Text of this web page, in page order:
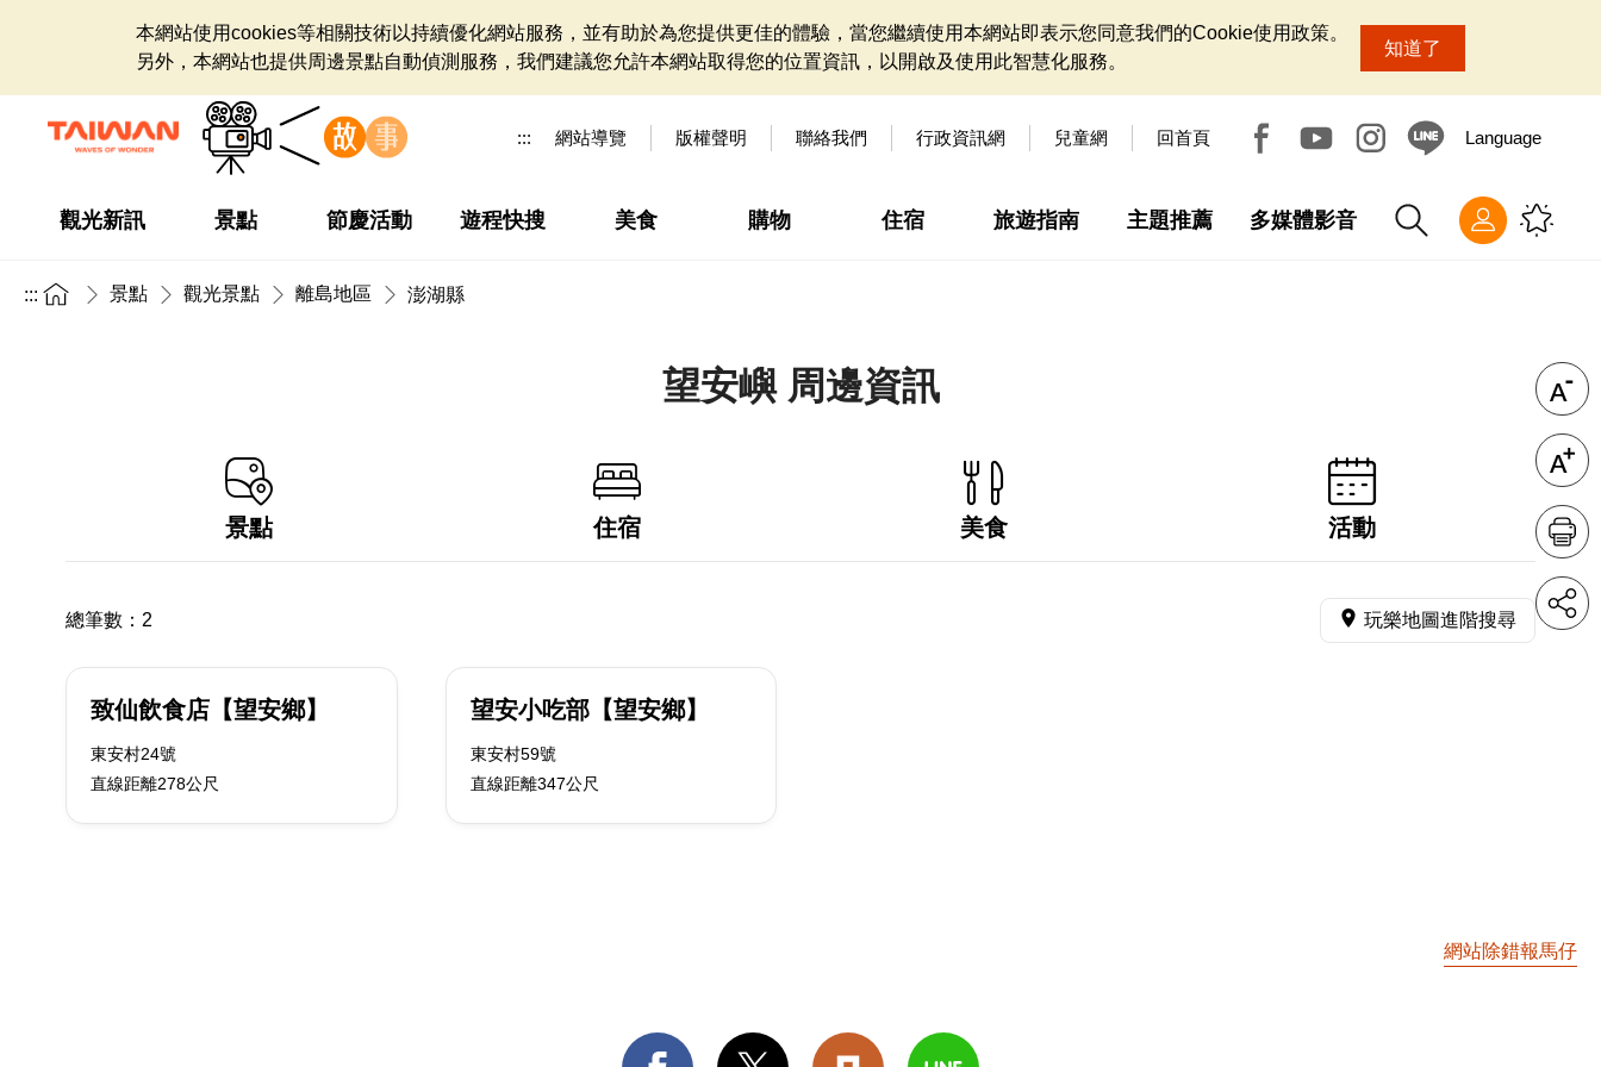
本網站使用cookies等相關技術以持續優化網站服務，並有助於為您提供更佳的體驗，當您繼續使用本網站即表示您同意我們的Cookie使用政策。
另外，本網站也提供周邊景點自動偵測服務，我們建議您允許本網站取得您的位置資訊，以開啟及使用此智慧化服務。
知道了
::: 網站導覽 版權聲明 聯絡我們 行政資訊網 兒童網 回首頁 Language
觀光新訊 景點 節慶活動 遊程快搜 美食 購物 住宿 旅遊指南 主題推薦 多媒體影音
::: 景點 觀光景點 離島地區 澎湖縣
望安嶼 周邊資訊
景點 住宿 美食 活動
總筆數： 2 玩樂地圖進階搜尋
致仙飲食店【望安鄉】
東安村24號
直線距離278公尺
望安小吃部【望安鄉】
東安村59號
直線距離347公尺
網站除錯報馬仔